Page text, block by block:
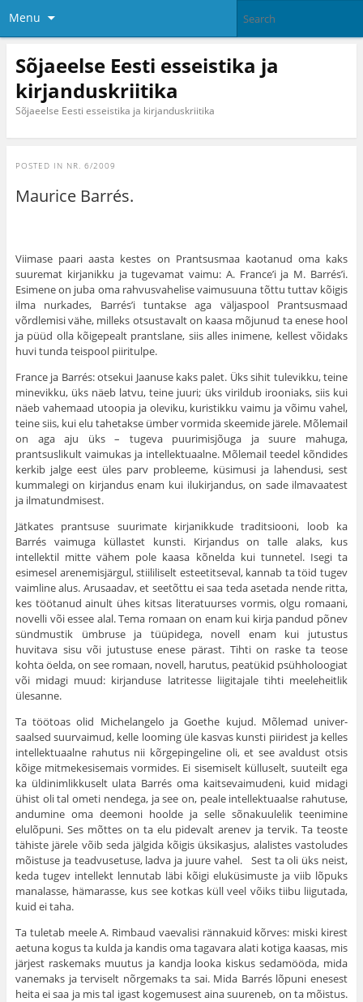
Menu
Sõjaeelse Eesti esseistika ja
kirjanduskriitika
Sõjaeelse Eesti esseistika ja kirjanduskriitika
POSTED IN NR. 6/2009
Maurice Barrés.
Viimase paari aasta kestes on Prantsusmaa kaotanud oma kaks
suuremat kirjanikku ja tugevamat vaimu: A. France’i ja M. Barrés’i.
Esimene on juba oma rahvusvahelise vaimusuuna tõttu tuttav kõigis
ilma nurkades, Barrés’i tuntakse aga väljaspool Prantsusmaad
võrdlemisi vähe, milleks otsustavalt on kaasa mõjunud ta enese hool
ja püüd olla kõigepealt prantslane, siis alles inimene, kellest võidaks
huvi tunda teispool piiritulpe.
France ja Barrés: otsekui Jaanuse kaks palet. Üks sihit tulevikku, teine
minevikku, üks näeb latvu, teine juuri; üks virildub irooniaks, siis kui
näeb vahemaad utoopia ja oleviku, kuristikku vaimu ja võimu vahel,
teine siis, kui elu tahetakse ümber vormida skeemide järele. Mõlemail
on aga aju üks – tugeva puurimisjõuga ja suure mahuga,
prantsuslikult vaimukas ja intellektuaalne. Mõlemail teedel kõndides
kerkib jalge eest üles parv probleeme, küsimusi ja lahendusi, sest
kummalegi on kirjandus enam kui ilukirjandus, on sade ilmavaatest
ja ilmatundmisest.
Jätkates prantsuse suurimate kirjanikkude traditsiooni, loob ka
Barrés vaimuga küllastet kunsti. Kirjandus on talle alaks, kus
intellektil mitte vähem pole kaasa kõnelda kui tunnetel. Isegi ta
esimesel arenemisjärgul, stiililiselt esteetitseval, kannab ta töid tugev
vaimline alus. Arusaadav, et seetõttu ei saa teda asetada nende ritta,
kes töötanud ainult ühes kitsas literatuurses vormis, olgu romaani,
novelli või essee alal. Tema romaan on enam kui kirja pandud põnev
sündmustik ümbruse ja tüüpidega, novell enam kui jutustus
huvitava sisu või jutustuse enese pärast. Tihti on raske ta teose
kohta öelda, on see romaan, novell, harutus, peatükid psühholoogiat
või midagi muud: kirjanduse latritesse liigitajale tihti meele­heitlik
ülesanne.
Ta töötoas olid Michelangelo ja Goethe kujud. Mõlemad univer­
saalsed suurvaimud, kelle looming üle kasvas kunsti piiridest ja kelles
intellektuaalne rahutus nii kõrgepingeline oli, et see avaldust otsis
kõige mitmekesisemais vormides. Ei sisemiselt külluselt, suuteilt ega
ka üld­inimlikkuselt ulata Barrés oma kaitsevaimudeni, kuid midagi
ühist oli tal ometi nendega, ja see on, peale intellektuaalse rahutuse,
andumine oma deemoni hoolde ja selle sõnakuulelik teenimine
elulõpuni. Ses mõttes on ta elu pidevalt arenev ja tervik. Ta teoste
tähiste järele võib seda jäl­gida kõigis üksikasjus, alalistes vastoludes
mõistuse ja teadvusetuse, ladva ja juure vahel. Sest ta oli üks neist,
keda tugev intellekt lennutab läbi kõigi eluküsimuste ja viib lõpuks
manalasse, hämarasse, kus see kotkas küll veel võiks tiibu liigutada,
kuid ei taha.
Ta tuletab meele A. Rimbaud vaevalisi rännakuid kõrves: miski kirest
aetuna kogus ta kulda ja kandis oma tagavara alati kotiga kaasas, mis
järjest raskemaks muutus ja kandja looka kiskus sedamööda, mida
vanemaks ja terviselt nõrgemaks ta sai. Mida Barrés lõpuni enesest
heita ei saa ja mis tal igast kogemusest aina suureneb, on ta mõistus.